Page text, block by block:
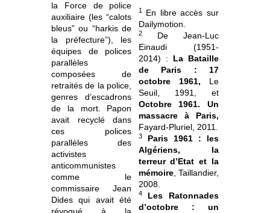
la Force de police
auxiliaire (les “calots
bleus” ou “harkis de
la préfecture”), les
équipes de polices
parallèles
composées de
retraités de la police,
genres d’escadrons
de la mort. Papon
avait recyclé dans
ces polices
parallèles des
activistes
anticommunistes
comme le
commissaire Jean
Dides qui avait été
1En libre accès sur
Dailymotion.
2De Jean-Luc
Einaudi (1951-
2014) : La Bataille
de Paris : 17
octobre 1961, Le
Seuil, 1991, et
Octobre 1961. Un
massacre à Paris,
Fayard-Pluriel, 2011.
3
Paris 1961 : les
Algériens, la
terreur d’Etat et la
mémoire, Taillandier,
2008.
4
Les Ratonnades
d’octobre : un